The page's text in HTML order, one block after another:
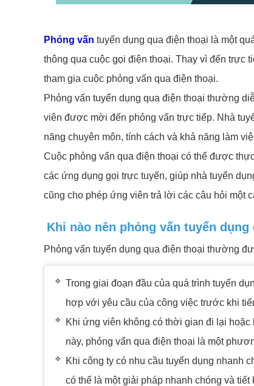
Phỏng vấn tuyển dụng qua điện thoại là một
thông qua cuộc gọi điện thoại. Thay vì đến trực
tham gia cuộc phỏng vấn qua điện thoại.
Phỏng vấn tuyển dụng qua điện thoại thường
viên được mời đến phỏng vấn trực tiếp. Nhà
năng chuyên môn, tính cách và khả năng làm
Cuộc phỏng vấn qua điện thoại có thể được
các ứng dụng gọi trực tuyến, giúp nhà tuyển
cũng cho phép ứng viên trả lời các câu hỏi một
Khi nào nên phỏng vấn tuyển dụng
Phỏng vấn tuyển dụng qua điện thoại thường
Trong giai đoạn đầu của quá trình tuyển
hợp với yêu cầu của công việc trước khi
Khi ứng viên không có thời gian đi lại
này, phỏng vấn qua điện thoại là một
Khi công ty có nhu cầu tuyển dụng nhanh
có thể là một giải pháp nhanh chóng và tiết